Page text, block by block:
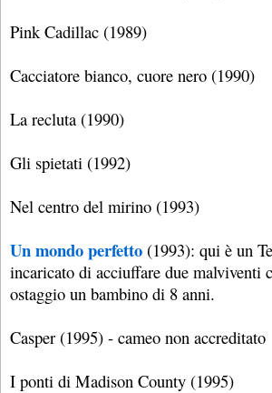
Pink Cadillac (1989)
Cacciatore bianco, cuore nero (1990)
La recluta (1990)
Gli spietati (1992)
Nel centro del mirino (1993)
Un mondo perfetto (1993): qui è un
incaricato di acciuffare due malviventi
ostaggio un bambino di 8 anni.
Casper (1995) - cameo non accreditato
I ponti di Madison County (1995)